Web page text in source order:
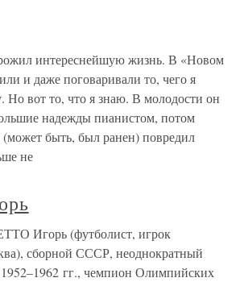
интереснейшую жизнь. В «Новом
и даже поговаривали то, чего я
Но вот то, что я знаю. В молодости он
надежды пианистом, потом
(может быть, был ранен) повредил
не
Игорь (футболист, игрок
сборной СССР, неоднократный
гг., чемпион Олимпийских